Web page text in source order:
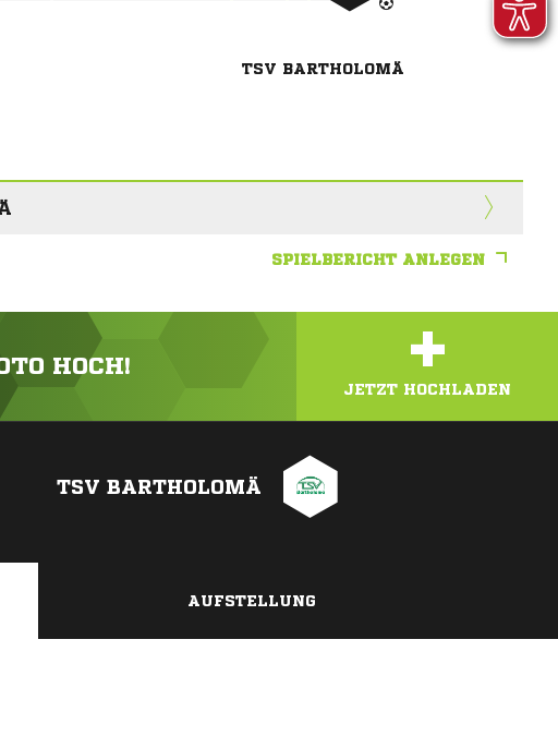
TSV BARTHOLOMÄ
SPIELBERICHT ANLEGEN
HOCH! +
JETZT HOCHLADEN
TSV BARTHOLOMÄ
AUFSTELLUNG